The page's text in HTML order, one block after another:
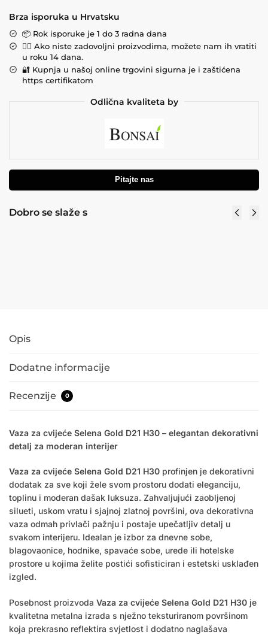
Brza isporuka u Hrvatsku
📦 Rok isporuke je 1 do 3 radna dana
💁‍♀️ Ako niste zadovoljni proizvodima, možete nam ih vratiti
u roku 14 dana.
🔐 Kupnja u našoj online trgovini sigurna je i zaštićena
https certifikatom
Odlična kvaliteta by
Pitajte nas
Dobro se slaže s
Opis
Dodatne informacije
Recenzije 0
Vaza za cvijeće Selena Gold D21 H30 – elegantan dekorativni
detalj za moderan interijer
Vaza za cvijeće Selena Gold D21 H30 profinjen je dekorativni
dodatak za sve koji žele svom prostoru dodati eleganciju,
toplinu i moderan dašak luksuza. Zahvaljujući zaobljenoj
silueti, uskom vratu i sjajnoj zlatnoj površini, ova dekorativna
vaza odmah privlači pažnju i postaje upečatljiv detalj u
svakom interijeru. Idealan je izbor za dnevne sobe,
blagovaonice, hodnike, spavaće sobe, urede ili hotelske
prostore u kojima želite postići sofisticiran i estetski usklađen
izgled.
Posebnost proizvoda Vaza za cvijeće Selena Gold D21 H30 je
kvalitetna metalna izrada s nježno teksturiranom površinom
koja prekrasno reflektira svjetlost i dodatno naglašava